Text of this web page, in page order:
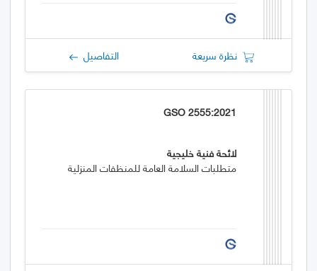
نظرة سريعة التفاصيل
GSO 2555:2021
لائحة فنية خليجية
متطلبات السلامة العامة للمنظفات المنزلية